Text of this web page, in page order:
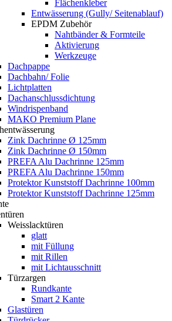
Flächenkleber
Entwässerung (Gully/ Seitenablauf)
EPDM Zubehör
Nahtbänder & Formteile
Aktivierung
Werkzeuge
Dachpappe
Dachbahn/ Folie
Lichtplatten
Dachanschlussdichtung
Windrispenband
MAKO Premium Plane
Zink Dachrinne Ø 125mm
Zink Dachrinne Ø 150mm
PREFA Alu Dachrinne 125mm
PREFA Alu Dachrinne 150mm
Protektor Kunststoff Dachrinne 100mm
Protektor Kunststoff Dachrinne 125mm
Weisslacktüren
glatt
mit Füllung
mit Rillen
mit Lichtausschnitt
Türzargen
Rundkante
Smart 2 Kante
Glastüren